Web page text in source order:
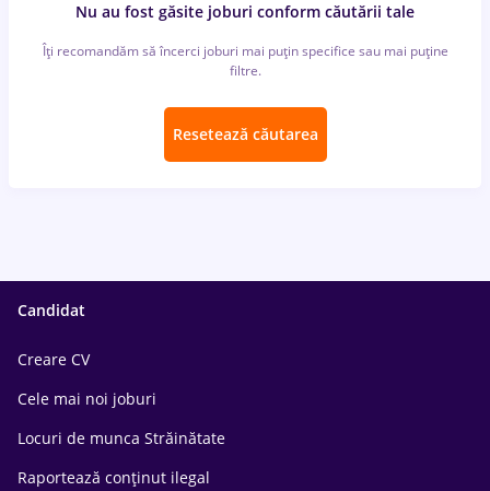
Nu au fost găsite joburi conform căutării tale
Îți recomandăm să încerci joburi mai puțin specifice sau mai puține
filtre.
Resetează căutarea
Candidat
Creare CV
Cele mai noi joburi
Locuri de munca Străinătate
Raportează conținut ilegal